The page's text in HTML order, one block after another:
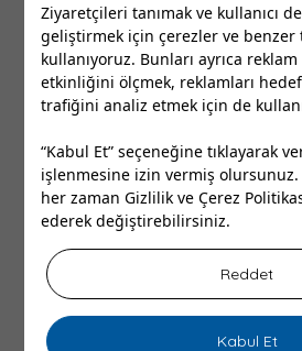
Ziyaretçileri tanımak ve kullanıcı
geliştirmek için çerezler ve benzer
kullanıyoruz. Bunları ayrıca reklam
etkinliğini ölçmek, reklamları
trafiğini analiz etmek için de
“Kabul Et” seçeneğine tıklayarak
işlenmesine izin vermiş
her zamanGizlilik ve Çerez
ederek değiştirebilirsiniz.
Reddet
Kabul Et